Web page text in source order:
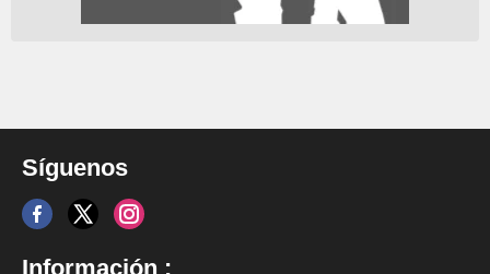
Síguenos
Información :